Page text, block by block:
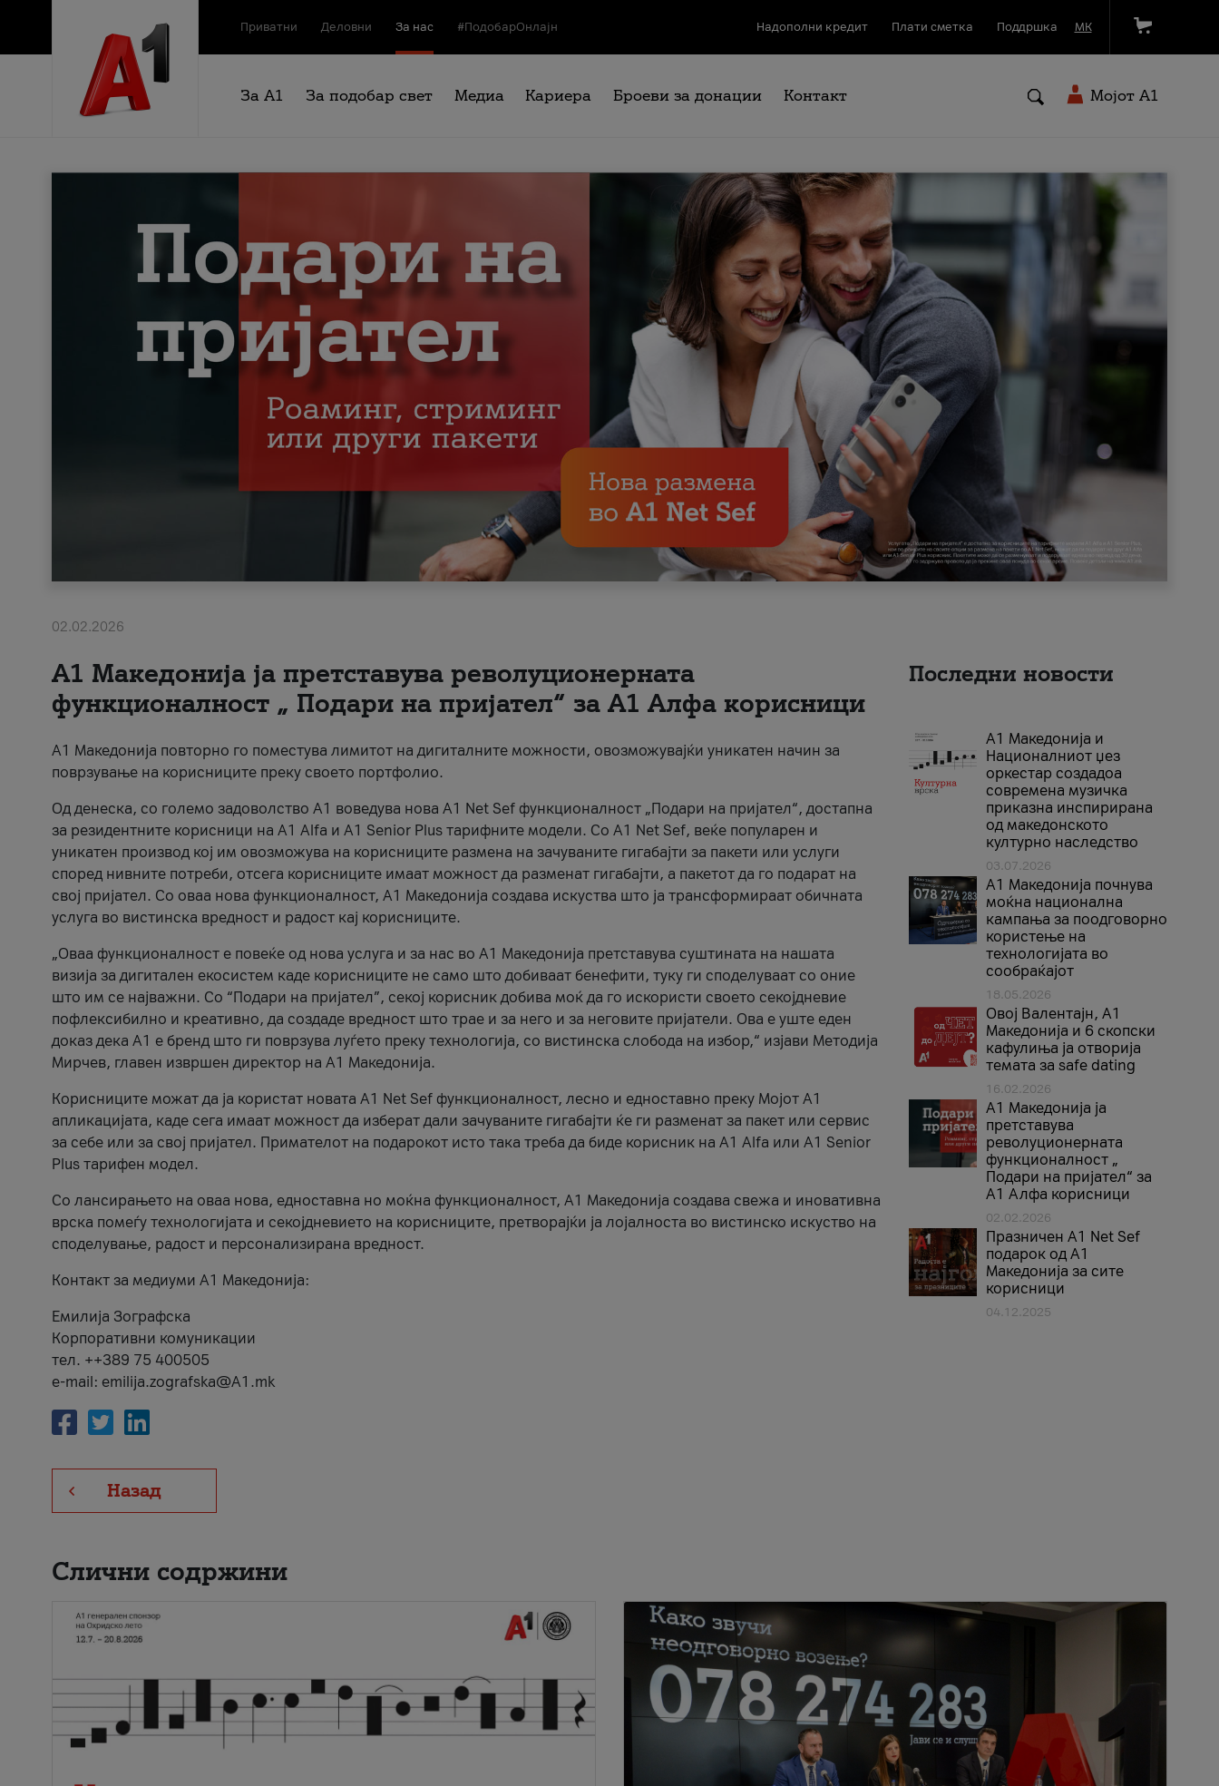
Приватни Деловни За нас #ПодобарОнлајн Надополни кредит Плати сметка Поддршка МК
За А1 За подобар свет Медиа Кариера Броеви за донации Контакт Мојот A1
02.02.2026
А1 Македонија ја претставува револуционерната
функционалност „ Подари на пријател“ за А1 Алфа корисници
А1 Македонија повторно го поместува лимитот на дигиталните можности, овозможувајќи уникатен начин за
поврзување на корисниците преку своето портфолио.
Од денеска, со големо задоволство А1 воведува нова A1 Net Sef функционалност „Подари на пријател“, достапна
за резидентните корисници на А1 Alfa и A1 Senior Plus тарифните модели. Со A1 Net Sef, веќе популарен и
уникатен производ кој им овозможува на корисниците размена на зачуваните гигабајти за пакети или услуги
според нивните потреби, отсега корисниците имаат можност да разменат гигабајти, а пакетот да го подарат на
свој пријател. Со оваа нова функционалност, А1 Македонија создава искуства што ја трансформираат обичната
услуга во вистинска вредност и радост кај корисниците.
„Оваа функционалност е повеќе од нова услуга и за нас во А1 Македонија претставува суштината на нашата
визија за дигитален екосистем каде корисниците не само што добиваат бенефити, туку ги споделуваат со оние
што им се најважни. Со “Подари на пријател”, секој корисник добива моќ да го искористи своето секојдневие
пофлексибилно и креативно, да создаде вредност што трае и за него и за неговите пријатели. Ова е уште еден
доказ дека А1 е бренд што ги поврзува луѓето преку технологија, со вистинска слобода на избор,“ изјави Методија
Мирчев, главен извршен директор на А1 Македонија.
Корисниците можат да ја користат новата А1 Net Sef функционалност, лесно и едноставно преку Мојот А1
апликацијата, каде сега имаат можност да изберат дали зачуваните гигабајти ќе ги разменат за пакет или сервис
за себе или за свој пријател. Примателот на подарокот исто така треба да биде корисник на А1 Alfa или A1 Senior
Plus тарифен модел.
Со лансирањето на оваа нова, едноставна но моќна функционалност, А1 Македонија создава свежа и иновативна
врска помеѓу технологијата и секојдневието на корисниците, претворајќи ја лојалноста во вистинско искуство на
споделување, радост и персонализирана вредност.
Контакт за медиуми А1 Македонија:
Емилија Зографска
Корпоративни комуникации
тел. ++389 75 400505
e-mail: emilija.zografska@A1.mk
Назад
Последни новости
А1 Македонија и
Националниот џез
оркестар создадоа
современа музичка
приказна инспирирана
од македонското
културно наследство
03.07.2026
A1 Македонија почнува
моќна национална
кампања за поодговорно
користење на
технологијата во
сообраќајот
18.05.2026
Овој Валентајн, A1
Македонија и 6 скопски
кафулиња ја отворија
темата за safe dating
16.02.2026
А1 Македонија ја
претставува
револуционерната
функционалност „
Подари на пријател“ за
А1 Алфа корисници
02.02.2026
Празничен A1 Net Sеf
подарок од А1
Македонија за сите
корисници
04.12.2025
Слични содржини